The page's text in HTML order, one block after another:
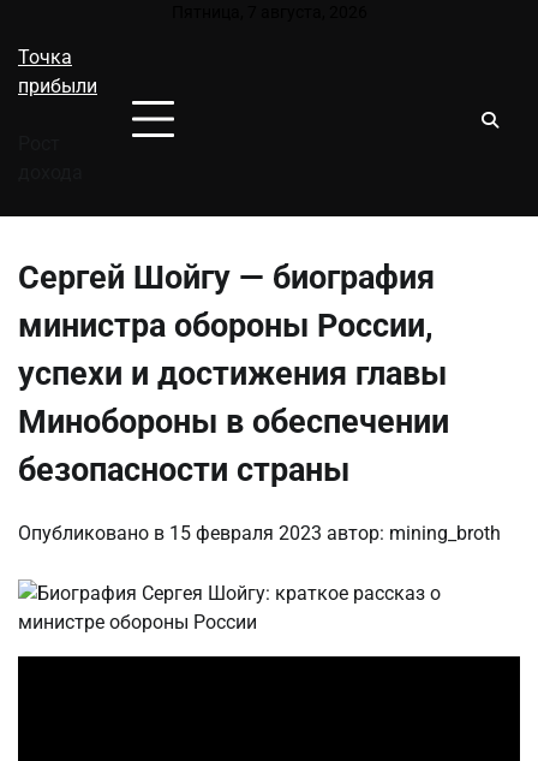
содержимому
Точка
прибыли
Сергей Шойгу — биография
министра обороны России,
успехи и достижения главы
Минобороны в обеспечении
безопасности страны
Опубликовано в 15 февраля 2023 автор: mining_broth